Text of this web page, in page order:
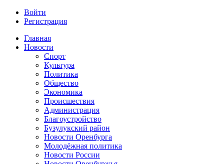
Войти
Регистрация
Главная
Новости
Спорт
Культура
Политика
Общество
Экономика
Происшествия
Администрация
Благоустройство
Бузулукский район
Новости Оренбурга
Молодёжная политика
Новости России